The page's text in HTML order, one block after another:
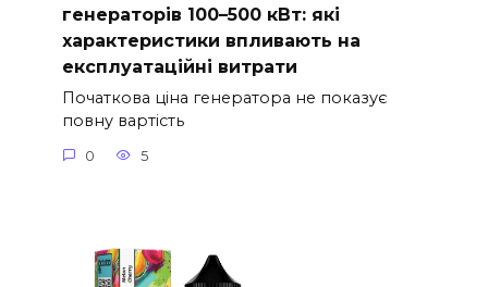
генераторів 100–500 кВт: які
характеристики впливають на
експлуатаційні витрати
Початкова ціна генератора не показує
повну вартість
0 5